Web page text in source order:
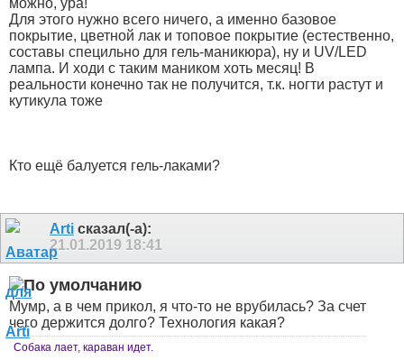
можно, ура!
Для этого нужно всего ничего, а именно базовое
покрытие, цветной лак и топовое покрытие (естественно,
составы специльно для гель-маникюра), ну и UV/LED
лампа. И ходи с таким маником хоть месяц! В
реальности конечно так не получится, т.к. ногти растут и
кутикула тоже
Кто ещё балуется гель-лаками?
Arti сказал(-а):
21.01.2019 18:41
Мумр, а в чем прикол, я что-то не врубилась? За счет
чего держится долго? Технология какая?
Собака лает, караван идет.